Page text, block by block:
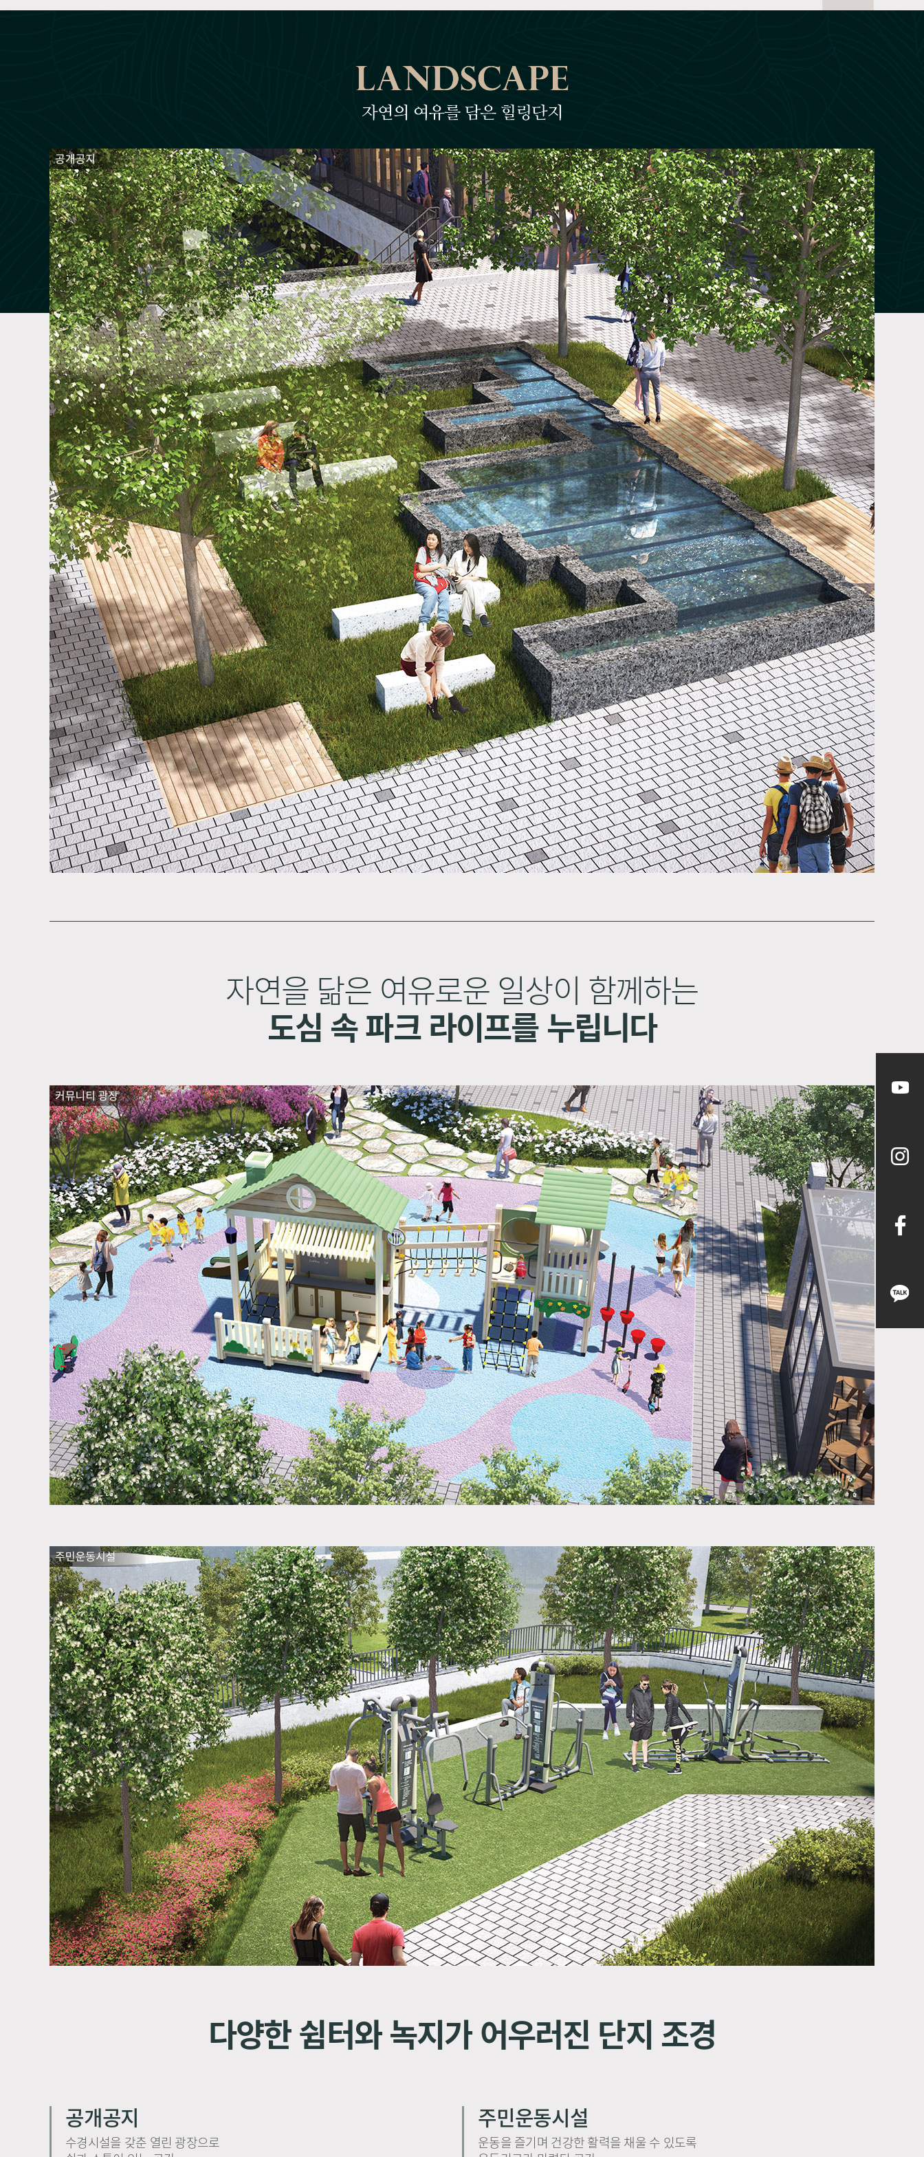
자연을 닮은 여유로운 일상이 함께하는
도심 속 파크 라이프를 누립니다
다양한 쉼터와 녹지가 어우러진 단지 조경
공개공지
수경시설을 갖춘 열린 광장으로
주민운동시설
운동을 즐기며 건강한 활력을 채울 수 있도록